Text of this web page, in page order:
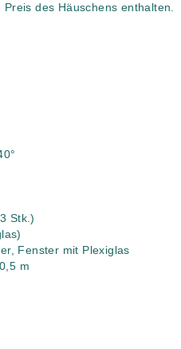
des Häuschens enthalten.
Stk.)
Fenster mit Plexiglas
m